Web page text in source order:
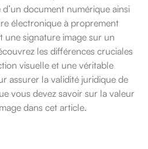
document numérique ainsi
électronique à proprement
une signature image sur un
les différences cruciales
visuelle et une véritable
assurer la validité juridique de
vous devez savoir sur la valeur
dans cet article.